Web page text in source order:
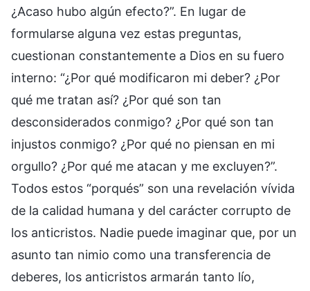
¿Acaso hubo algún efecto?”. En lugar de
formularse alguna vez estas preguntas,
cuestionan constantemente a Dios en su fuero
interno: “¿Por qué modificaron mi deber? ¿Por
qué me tratan así? ¿Por qué son tan
desconsiderados conmigo? ¿Por qué son tan
injustos conmigo? ¿Por qué no piensan en mi
orgullo? ¿Por qué me atacan y me excluyen?”.
Todos estos “porqués” son una revelación vívida
de la calidad humana y del carácter corrupto de
los anticristos. Nadie puede imaginar que, por un
asunto tan nimio como una transferencia de
deberes, los anticristos armarán tanto lío,